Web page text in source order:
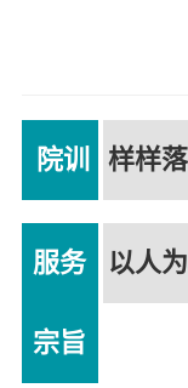
院训 样样
服务
宗旨
以人